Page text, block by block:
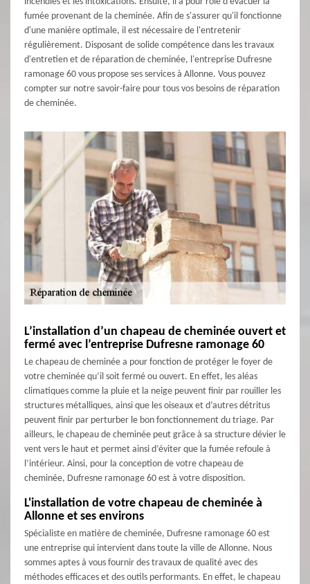
fumée provenant de la cheminée. Afin de s'assurer qu'il fonctionne
d'une manière optimale, il est nécessaire de l'entretenir
régulièrement. Disposant de solide compétence dans les travaux
d'entretien et de réparation de cheminée, l'entreprise Dufresne
ramonage 60 vous propose ses services à Allonne. Vous pouvez
compter sur notre savoir-faire pour tous vos besoins de réparation
de cheminée.
L’installation d’un chapeau de cheminée ouvert et
fermé avec l’entreprise Dufresne ramonage 60
Le chapeau de cheminée a pour fonction de protéger le foyer de
votre cheminée qu’il soit fermé ou ouvert. En effet, les aléas
climatiques comme la pluie et la neige peuvent finir par rouiller les
structures métalliques, ainsi que les oiseaux et d’autres détritus
peuvent finir par perturber le bon fonctionnement du triage. Par
ailleurs, le chapeau de cheminée peut grâce à sa structure dévier le
vent vers le haut et permet ainsi d’éviter que la fumée refoule à
l’intérieur. Ainsi, pour la conception de votre chapeau de
cheminée, Dufresne ramonage 60 est à votre disposition.
L'installation de votre chapeau de cheminée à
Allonne et ses environs
Spécialiste en matière de cheminée, Dufresne ramonage 60 est
une entreprise qui intervient dans toute la ville de Allonne. Nous
sommes aptes à vous fournir des travaux de qualité avec des
méthodes efficaces et des outils performants. En effet, le chapeau